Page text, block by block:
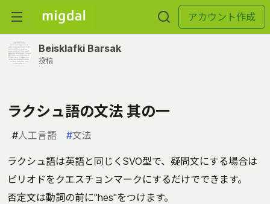
アカウント作成
Beisklafki Barsak
投稿
ラクシュ語の文法 其の一
#人工言語 #文法
ラクシュ語は英語と同じくSVO型で、疑問文にする場合は
ピリオドをクエスチョンマークにするだけでできます。
否定文は動詞の前に"hes"をつけます。